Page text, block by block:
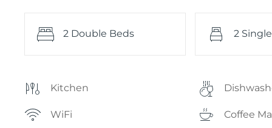
2 Double Beds 2
Kitchen
WiFi Coffee